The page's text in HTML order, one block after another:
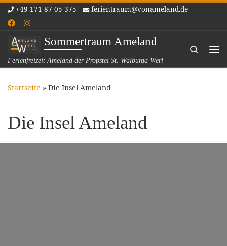
Zum Inhalt springen
+49 171 87 05 375 ferientraum@vonameland.de
Sommertraum Ameland
Ferienfreizeit Ameland der Propstei St. Walburga Werl
Search
Startseite » Die Insel Ameland
Die Insel Ameland